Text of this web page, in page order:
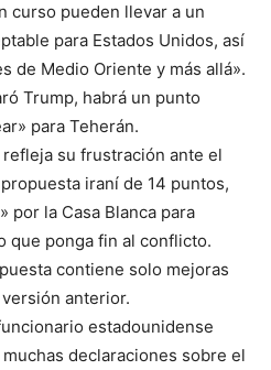
curso pueden llevar a un
para Estados Unidos, así
de Medio Oriente y más allá».
Trump, habrá un punto
para Teherán.
su frustración ante el
iraní de 14 puntos,
por la Casa Blanca para
que ponga fin al conflicto.
contiene solo mejoras
anterior.
estadounidense
declaraciones sobre el